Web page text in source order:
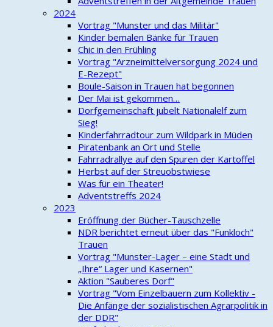
2024
Vortrag "Munster und das Militär"
Kinder bemalen Bänke für Trauen
Chic in den Frühling
Vortrag "Arzneimittelversorgung 2024 und
E-Rezept"
Boule-Saison in Trauen hat begonnen
Der Mai ist gekommen…
Dorfgemeinschaft jubelt Nationalelf zum
Sieg!
Kinderfahrradtour zum Wildpark in Müden
Piratenbank an Ort und Stelle
Fahrradrallye auf den Spuren der Kartoffel
Herbst auf der Streuobstwiese
Was für ein Theater!
Adventstreffs 2024
2023
Eröffnung der Bücher-Tauschzelle
NDR berichtet erneut über das "Funkloch"
Trauen
Vortrag "Munster-Lager – eine Stadt und
„Ihre“ Lager und Kasernen"
Aktion "Sauberes Dorf"
Vortrag "Vom Einzelbauern zum Kollektiv -
Die Anfänge der sozialistischen Agrarpolitik in
der DDR"